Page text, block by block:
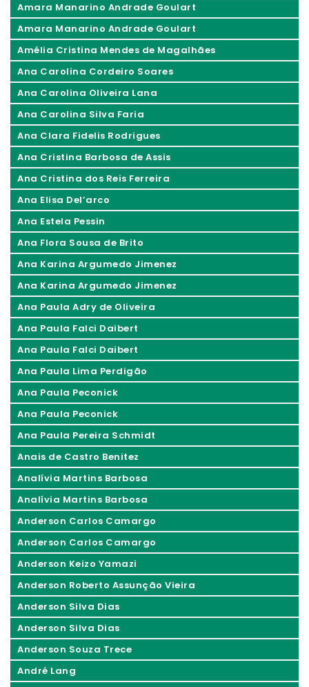
Amara Manarino Andrade Goulart
Amara Manarino Andrade Goulart
Amélia Cristina Mendes de Magalhães
Ana Carolina Cordeiro Soares
Ana Carolina Oliveira Lana
Ana Carolina Silva Faria
Ana Clara Fidelis Rodrigues
Ana Cristina Barbosa de Assis
Ana Cristina dos Reis Ferreira
Ana Elisa Del’arco
Ana Estela Pessin
Ana Flora Sousa de Brito
Ana Karina Argumedo Jimenez
Ana Karina Argumedo Jimenez
Ana Paula Adry de Oliveira
Ana Paula Falci Daibert
Ana Paula Falci Daibert
Ana Paula Lima Perdigão
Ana Paula Peconick
Ana Paula Peconick
Ana Paula Pereira Schmidt
Anais de Castro Benitez
Analívia Martins Barbosa
Analívia Martins Barbosa
Anderson Carlos Camargo
Anderson Carlos Camargo
Anderson Keizo Yamazi
Anderson Roberto Assunção Vieira
Anderson Silva Dias
Anderson Silva Dias
Anderson Souza Trece
André Lang